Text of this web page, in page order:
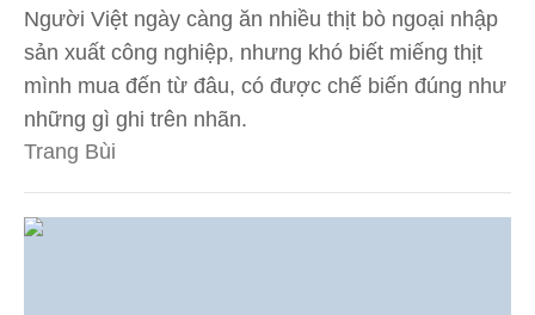
Người Việt ngày càng ăn nhiều thịt bò ngoại nhập
sản xuất công nghiệp, nhưng khó biết miếng thịt
mình mua đến từ đâu, có được chế biến đúng như
những gì ghi trên nhãn.
Trang Bùi